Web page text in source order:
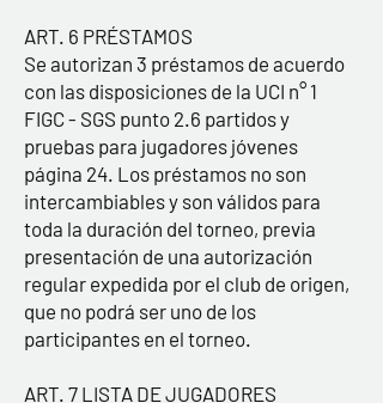
ART. 6 PRÉSTAMOS
Se autorizan 3 préstamos de acuerdo
con las disposiciones de la UCI n° 1
FIGC - SGS punto 2.6 partidos y
pruebas para jugadores jóvenes
página 24. Los préstamos no son
intercambiables y son válidos para
toda la duración del torneo, previa
presentación de una autorización
regular expedida por el club de origen,
que no podrá ser uno de los
participantes en el torneo.
ART. 7 LISTA DE JUGADORES